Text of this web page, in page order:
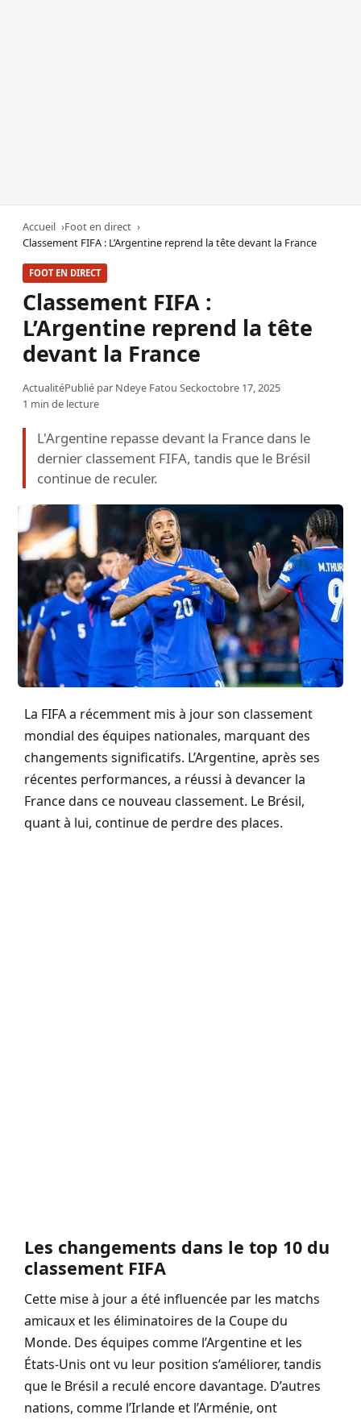
Accueil
Foot en direct
Classement FIFA : L’Argentine reprend la tête devant la France
FOOT EN DIRECT
Classement FIFA :
L’Argentine reprend la tête
devant la France
ActualitéPublié par Ndeye Fatou Seckoctobre 17, 2025
1 min de lecture
L'Argentine repasse devant la France dans le
dernier classement FIFA, tandis que le Brésil
continue de reculer.
La FIFA a récemment mis à jour son classement
mondial des équipes nationales, marquant des
changements significatifs. L’Argentine, après ses
récentes performances, a réussi à devancer la
France dans ce nouveau classement. Le Brésil,
quant à lui, continue de perdre des places.
Les changements dans le top 10 du
classement FIFA
Cette mise à jour a été influencée par les matchs
amicaux et les éliminatoires de la Coupe du
Monde. Des équipes comme l’Argentine et les
États-Unis ont vu leur position s’améliorer, tandis
que le Brésil a reculé encore davantage. D’autres
nations, comme l’Irlande et l’Arménie, ont